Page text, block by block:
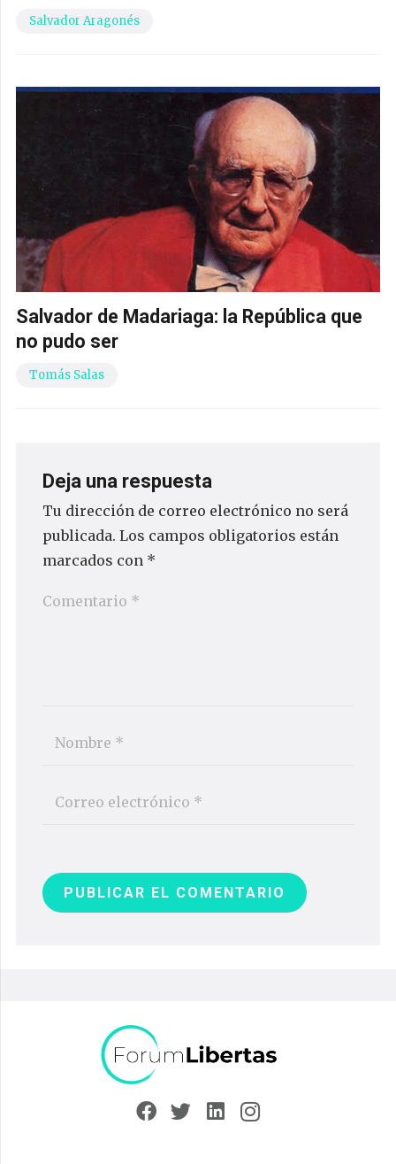
Salvador Aragonés
Salvador de Madariaga: la República que
no pudo ser
Tomás Salas
Deja una respuesta
Tu dirección de correo electrónico no será
publicada. Los campos obligatorios están
marcados con *
PUBLICAR EL COMENTARIO